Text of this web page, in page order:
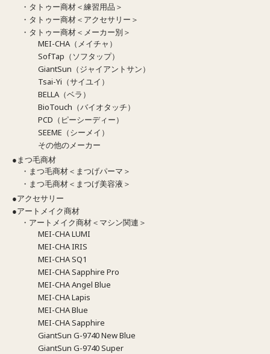
・タトゥー商材＜練習用品＞
・タトゥー商材＜アクセサリー＞
・タトゥー商材＜メーカー別＞
MEI-CHA（メイチャ）
SofTap（ソフタップ）
GiantSun（ジャイアントサン）
Tsai-Yi（サイユイ）
BELLA（ベラ）
BioTouch（バイオタッチ）
PCD（ピーシーディー）
SEEME（シーメイ）
その他のメーカー
●まつ毛商材
・まつ毛商材＜まつげパーマ＞
・まつ毛商材＜まつげ美容液＞
●アクセサリー
●アートメイク商材
・アートメイク商材＜マシン関連＞
MEI-CHA LUMI
MEI-CHA IRIS
MEI-CHA SQ1
MEI-CHA Sapphire Pro
MEI-CHA Angel Blue
MEI-CHA Lapis
MEI-CHA Blue
MEI-CHA Sapphire
GiantSun G-9740 New Blue
GiantSun G-9740 Super